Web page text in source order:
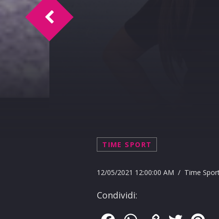
TIME SPORT
12/05/2021 12:00:00 AM / Time
Condividi:
L.T. Intervista Anna Messina